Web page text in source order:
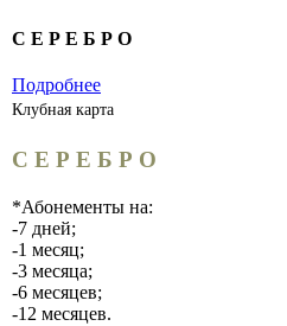
С Е Р Е Б Р О
Подробнее
Клубная карта
С Е Р Е Б Р О
*Абонементы на:
-7 дней;
-1 месяц;
-3 месяца;
-6 месяцев;
-12 месяцев.